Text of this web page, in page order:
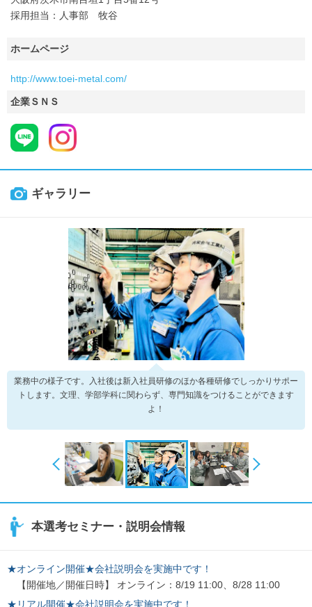
採用担当：人事部 牧谷
ホームページ
http://www.toei-metal.com/
企業ＳＮＳ
ギャラリー
業務中の様子です。入社後は新入社員研修のほか各種研修でしっかりサポー
トします。文理、学部学科に関わらず、専門知識をつけることができます
よ！
本選考セミナー・説明会情報
★オンライン開催★会社説明会を実施中です！
【開催地／開催日時】 オンライン：8/19 11:00、8/28 11:00
★リアル開催★会社説明会を実施中です！